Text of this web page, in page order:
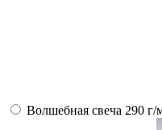
Волшебная свеча 290 г/